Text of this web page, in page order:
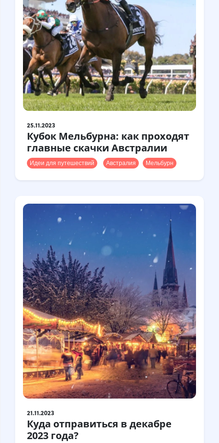
Турция
Финляндия
Франция
Хорватия
Чехия
Чили
Швейцария
Швеция
Шотландия
Шри-Ланка
Эстония
Япония
25.11.2023
Кубок Мельбурна: как проходят
главные скачки Австралии
Идеи для путешествий Австралия Мельбурн
21.11.2023
Куда отправиться в декабре
2023 года?